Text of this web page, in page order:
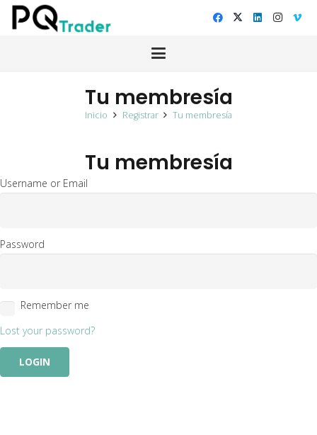
Tu membresía
Inicio Registrar Tu membresía
Tu membresía
Username or Email
Password
Remember me
Lost your password?